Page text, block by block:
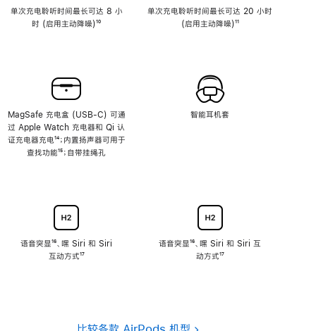
单次充电聆听时间最长可达 8 小
时 (启用主动降噪)脚
¹⁰
MagSafe 充电盒 (USB-C) 可通
过 Apple Watch 充电器和 Qi 认
证充电器充电脚
注
¹⁴；内置扬声器可用于
查找功能脚
¹⁵；自带挂绳孔
语音突显脚
注
¹⁶、嘿 Siri 和 Siri
互动方式脚
¹⁷
单次充电聆听时间最长可达 20 小时
(启用主动降噪)脚
¹¹
智能耳机套
语音突显脚
注
¹⁶、嘿 Siri 和 Siri 互
动方式脚
¹⁷